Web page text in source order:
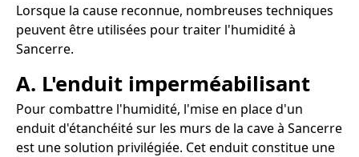
Lorsque la cause reconnue, nombreuses techniques
peuvent être utilisées pour traiter l'humidité à
Sancerre.
A. L'enduit imperméabilisant
Pour combattre l'humidité, l'mise en place d'un
enduit d'étanchéité sur les murs de la cave à Sancerre
est une solution privilégiée. Cet enduit constitue une